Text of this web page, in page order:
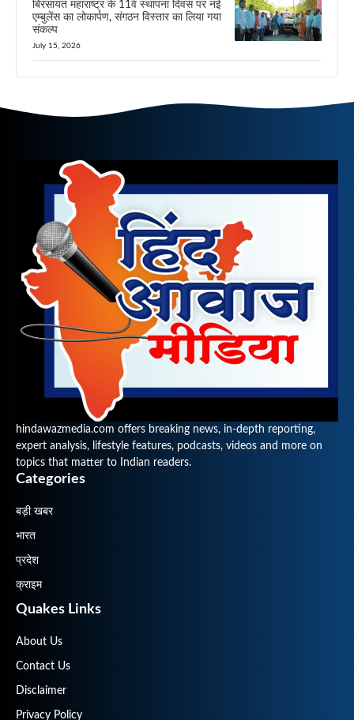
बिरसायत महाराष्ट्र के 11वें स्थापना दिवस पर नई
एम्बुलेंस का लोकार्पण, संगठन विस्तार का लिया गया
संकल्प
July 15, 2026
hindawazmedia.com offers breaking news, in-depth reporting,
expert analysis, lifestyle features, podcasts, videos and more on
topics that matter to Indian readers.
Categories
बड़ी खबर
भारत
प्रदेश
क्राइम
Quakes Links
About Us
Contact Us
Disclaimer
Privacy Policy